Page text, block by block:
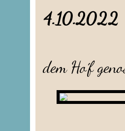
dem Ho´f